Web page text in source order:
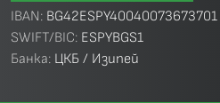
IBAN: BG42ESPY40040073673701
SWIFT/BIC: ESPYBGS1
Банка: ЦКБ / Изипей